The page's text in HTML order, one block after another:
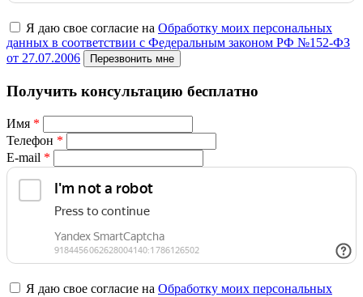
Я даю свое согласие на Обработку моих персональных
данных в соответствии с Федеральным законом РФ №152-ФЗ
от 27.07.2006
Перезвонить мне
Получить консультацию бесплатно
Имя *
Телефон *
E-mail *
Я даю свое согласие на Обработку моих персональных